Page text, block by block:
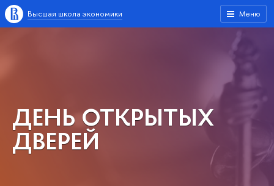
Меню
Высшая школа экономики
ДЕНЬ ОТКРЫТЫХ
ДВЕРЕЙ